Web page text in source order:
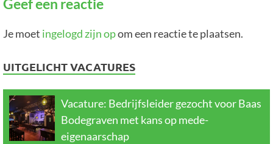
Geef een reactie
Je moet ingelogd zijn opom een reactie te plaatsen.
UITGELICHT VACATURES
Vacature: Bedrijfsleider gezocht voor Baas
Bodegraven met kans op mede-
eigenaarschap